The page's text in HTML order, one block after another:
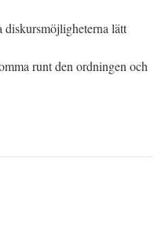
diskursmöjligheterna lätt
runt den ordningen och